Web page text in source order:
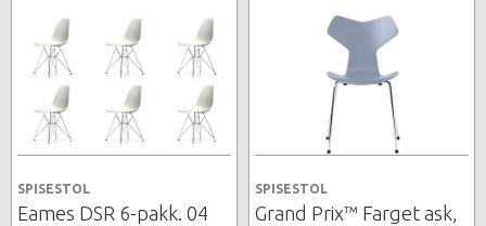
SPISESTOL
Eames DSR 6-pakk. 04
SPISESTOL
Grand Prix™ Farget ask,